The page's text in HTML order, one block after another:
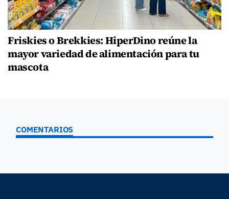
Friskies o Brekkies: HiperDino reúne la
mayor variedad de alimentación para tu
mascota
COMENTARIOS